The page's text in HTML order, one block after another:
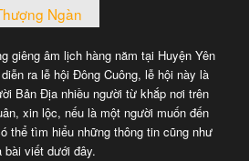
Ngàn
giêng âm lịch hàng năm tại Huyện Yên
ra lễ hội Đông Cuông, lễ hội này là
Bản Địa nhiều người từ khắp nơi trên
xin lộc, nếu là một người muốn đến
thể tìm hiểu những thông tin cũng như
bài viết dưới đây.